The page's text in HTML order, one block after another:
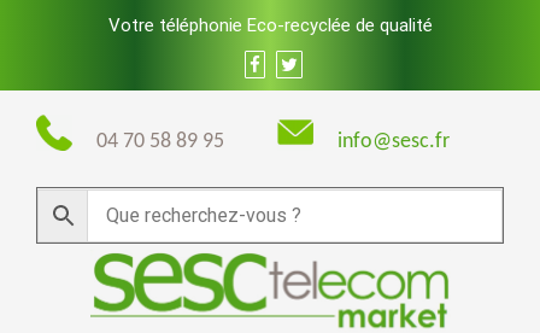
Votre téléphonie Eco-recyclée de qualité
04 70 58 89 95 info@sesc.fr